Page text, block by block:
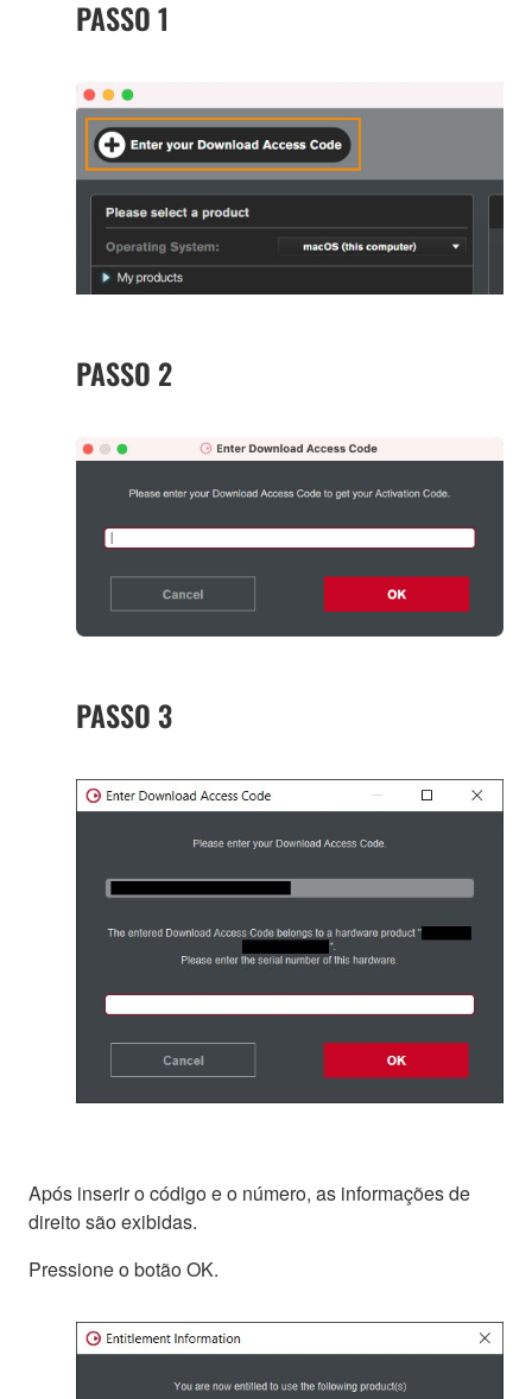
PASSO 1
PASSO 2
PASSO 3
Após inserir o código e o número, as informações de
direito são exibidas.
Pressione o botão OK.